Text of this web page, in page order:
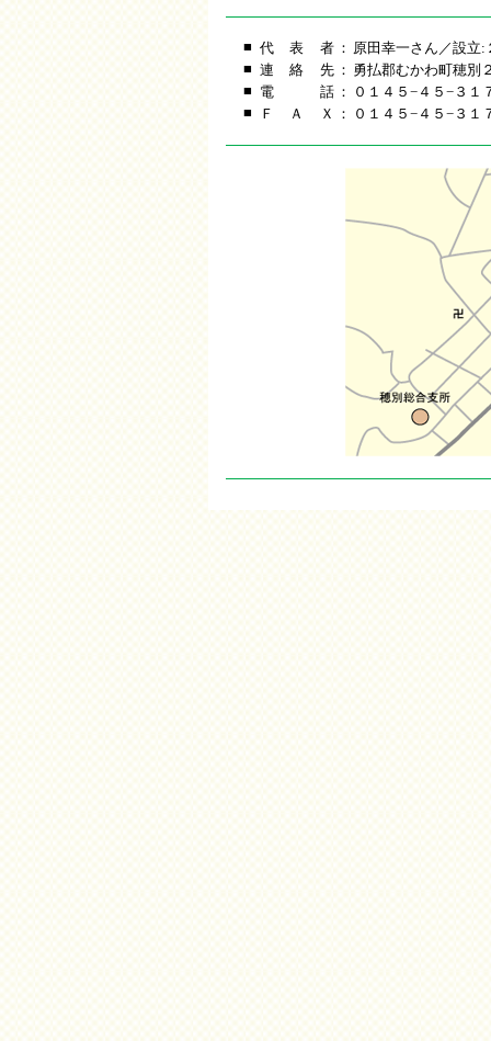
■ 代 表 者 ： 原田幸一さん／設立
■ 連 絡 先 ： 勇払郡むかわ町穂
■ 電 話 ：
０１４５−４５−３１
■
Ｆ Ａ Ｘ ： ０１４５−４５−３１